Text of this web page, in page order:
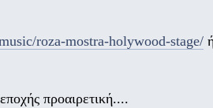
roza-mostra-holywood-stage/
προαιρετική....